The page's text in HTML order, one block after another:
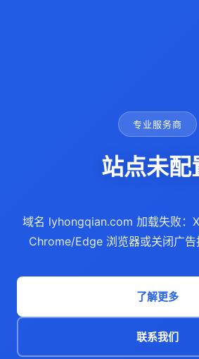
专业服务商
站点未配
域名 lyhongqian.com 加载失败：
Chrome/Edge 浏览器或关闭广告
了解更多
联系我们